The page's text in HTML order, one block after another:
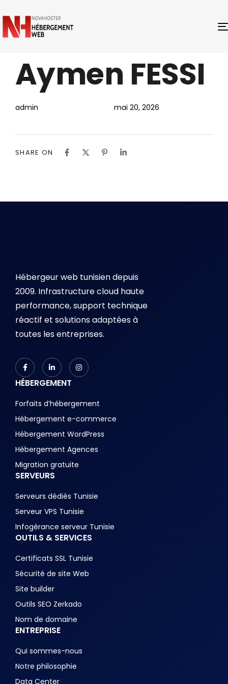
IN:
Aymen FESSI
Author
admin
Published
on:
mai 20, 2026
SHARE ON
Hébergeur web tunisien depuis
2009. Infrastructure cloud haute
performance, support technique
réactif et solutions adaptées à
toutes les entreprises.
HÉBERGEMENT
Forfaits d’hébergement
Hébergement e-commerce
Hébergement WordPress
Hébergement Agences
Migration gratuite
SERVEURS
Serveurs dédiés Tunisie
Serveur VPS Tunisie
Infogérance serveur Tunisie
OUTILS & SERVICES
Certificats SSL Tunisie
Sécurité de site Web
Site builder
Outils SEO Zerkado
Nom de domaine
ENTREPRISE
Qui sommes-nous
Notre philosophie
Data Center